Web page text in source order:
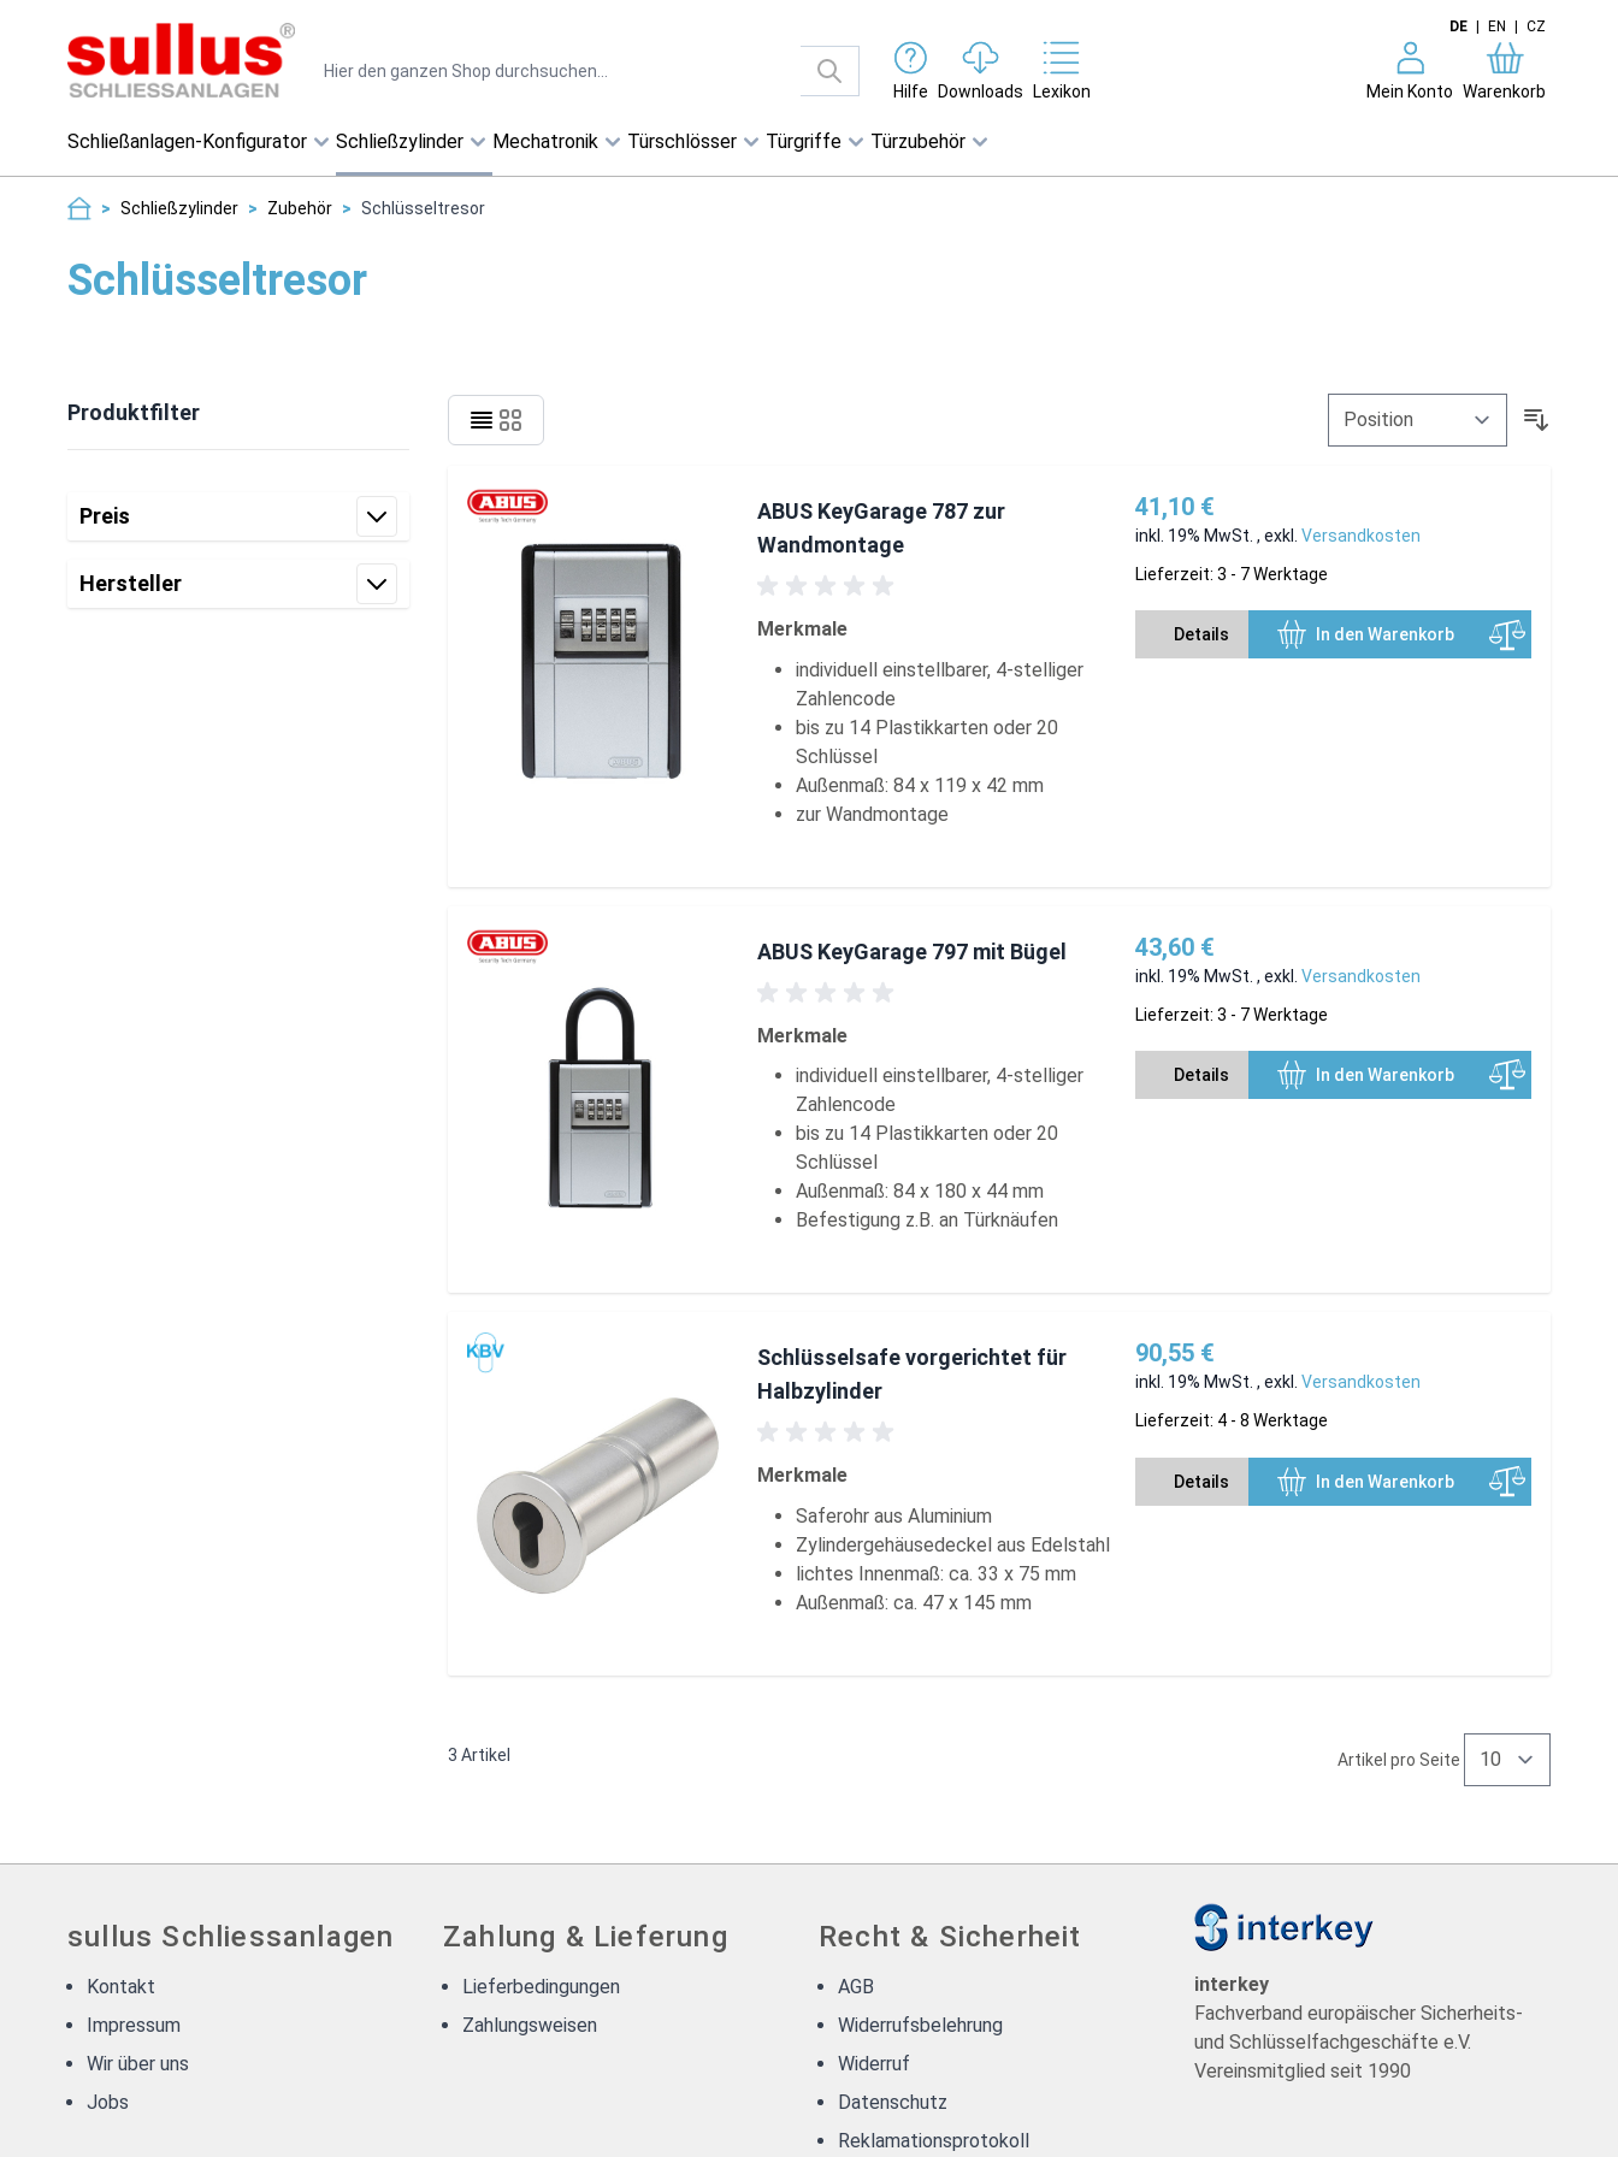
DE EN CZ
Hilfe
Downloads Lexikon Mein Konto Warenkorb
Schließanlagen-Konfigurator Schließzylinder Mechatronik Türschlösser Türgriffe Türzubehör
> Schließzylinder > Zubehör > Schlüsseltresor
Schlüsseltresor
Produktfilter
Preis
Hersteller
ABUS KeyGarage 787 zur
Wandmontage
Merkmale
individuell einstellbarer, 4-stelliger
Zahlencode
bis zu 14 Plastikkarten oder 20
Schlüssel
Außenmaß: 84 x 119 x 42 mm
zur Wandmontage
41,10 €
inkl. 19% MwSt. , exkl. Versandkosten
Lieferzeit: 3 - 7 Werktage
Details In den Warenkorb
ABUS KeyGarage 797 mit Bügel
Merkmale
individuell einstellbarer, 4-stelliger
Zahlencode
bis zu 14 Plastikkarten oder 20
Schlüssel
Außenmaß: 84 x 180 x 44 mm
Befestigung z.B. an Türknäufen
43,60 €
inkl. 19% MwSt. , exkl. Versandkosten
Lieferzeit: 3 - 7 Werktage
Details In den Warenkorb
Schlüsselsafe vorgerichtet für
Halbzylinder
Merkmale
Saferohr aus Aluminium
Zylindergehäusedeckel aus Edelstahl
lichtes Innenmaß: ca. 33 x 75 mm
Außenmaß: ca. 47 x 145 mm
90,55 €
inkl. 19% MwSt. , exkl. Versandkosten
Lieferzeit: 4 - 8 Werktage
Details In den Warenkorb
3 Artikel Artikel pro Seite
sullus Schliessanlagen
Kontakt
Impressum
Wir über uns
Jobs
Zahlung & Lieferung
Lieferbedingungen
Zahlungsweisen
Recht & Sicherheit
AGB
Widerrufsbelehrung
Widerruf
Datenschutz
Reklamationsprotokoll
interkey
Fachverband europäischer Sicherheits-
und Schlüsselfachgeschäfte e.V.
Vereinsmitglied seit 1990